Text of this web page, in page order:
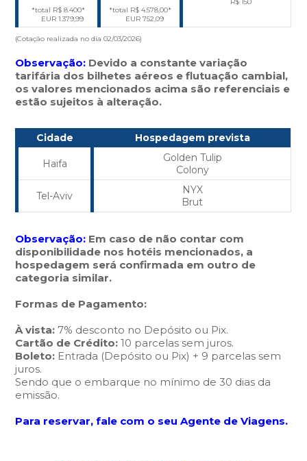
*total R$ 8.400*
EUR 1.379,99
*total R$ 4.578,00*
EUR 752,09
(Cotação realizada no dia 02/03/2026)
Observação: Devido a constante variação
tarifária dos bilhetes aéreos e flutuação cambial,
os valores mencionados acima são referenciais e
estão sujeitos à alteração.
Cidade Hospedagem prevista
Haifa
Golden Tulip
Colony
Tel-Aviv
NYX
Brut
Observação: Em caso de não contar com
disponibilidade nos hotéis mencionados, a
hospedagem será confirmada em outro de
categoria similar.
Formas de Pagamento:
À vista: 7% desconto no Depósito ou Pix.
Cartão de Crédito:10 parcelas sem juros.
Boleto: Entrada (Depósito ou Pix) + 9 parcelas sem
juros.
Sendo que o embarque no mínimo de 30 dias da
emissão.
Para reservar, fale com o seu Agente de Viagens.